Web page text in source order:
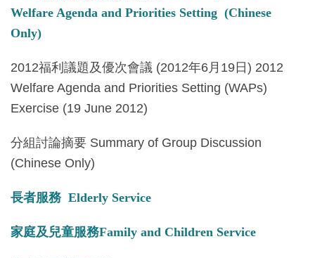
Welfare Agenda and Priorities Setting (Chinese
Only)
2012福利議題及優次會議 (2012年6月19日) 2012
Welfare Agenda and Priorities Setting (WAPs)
Exercise (19 June 2012)
分組討論摘要 Summary of Group Discussion
(Chinese Only)
長者服務 Elderly Service
家庭及兒童服務Family and Children Service